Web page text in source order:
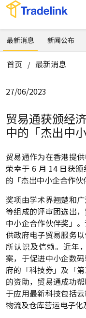
最新消息 新闻公布
首页 / 最新消息
27/06/2023
贸易通获颁经
中的 「杰出中
贸易通作为在香港提
荣幸于 6 月 14 日获
的「杰出中小企合作伙
奖项由学术界翘楚和
等组成的评审团选出
中小企合作伙伴奖」
供政府电子贸易服务
所认识及信赖。近年
案，于促进中小企数
府的「科技券」及「
的资助，贸易通成功
于应用最新科技包括
物流及仓库营运电子化